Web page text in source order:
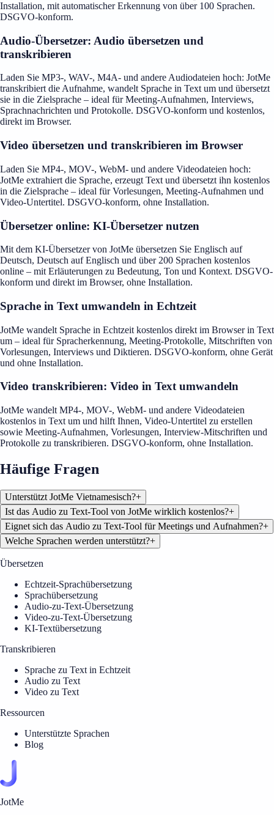
Installation, mit automatischer Erkennung von über 100 Sprachen.
DSGVO-konform.
Audio-Übersetzer: Audio übersetzen und
transkribieren
Laden Sie MP3-, WAV-, M4A- und andere Audiodateien hoch: JotMe
transkribiert die Aufnahme, wandelt Sprache in Text um und übersetzt
sie in die Zielsprache – ideal für Meeting-Aufnahmen, Interviews,
Sprachnachrichten und Protokolle. DSGVO-konform und kostenlos,
direkt im Browser.
Video übersetzen und transkribieren im Browser
Laden Sie MP4-, MOV-, WebM- und andere Videodateien hoch:
JotMe extrahiert die Sprache, erzeugt Text und übersetzt ihn kostenlos
in die Zielsprache – ideal für Vorlesungen, Meeting-Aufnahmen und
Video-Untertitel. DSGVO-konform, ohne Installation.
Übersetzer online: KI-Übersetzer nutzen
Mit dem KI-Übersetzer von JotMe übersetzen Sie Englisch auf
Deutsch, Deutsch auf Englisch und über 200 Sprachen kostenlos
online – mit Erläuterungen zu Bedeutung, Ton und Kontext. DSGVO-
konform und direkt im Browser, ohne Installation.
Sprache in Text umwandeln in Echtzeit
JotMe wandelt Sprache in Echtzeit kostenlos direkt im Browser in Text
um – ideal für Spracherkennung, Meeting-Protokolle, Mitschriften von
Vorlesungen, Interviews und Diktieren. DSGVO-konform, ohne Gerät
und ohne Installation.
Video transkribieren: Video in Text umwandeln
JotMe wandelt MP4-, MOV-, WebM- und andere Videodateien
kostenlos in Text um und hilft Ihnen, Video-Untertitel zu erstellen
sowie Meeting-Aufnahmen, Vorlesungen, Interview-Mitschriften und
Protokolle zu transkribieren. DSGVO-konform, ohne Installation.
Häufige Fragen
Unterstützt JotMe Vietnamesisch?+
Ist das Audio zu Text-Tool von JotMe wirklich kostenlos?+
Eignet sich das Audio zu Text-Tool für Meetings und Aufnahmen?+
Welche Sprachen werden unterstützt?+
Übersetzen
Echtzeit-Sprachübersetzung
Sprachübersetzung
Audio-zu-Text-Übersetzung
Video-zu-Text-Übersetzung
KI-Textübersetzung
Transkribieren
Sprache zu Text in Echtzeit
Audio zu Text
Video zu Text
Ressourcen
Unterstützte Sprachen
Blog
JotMe